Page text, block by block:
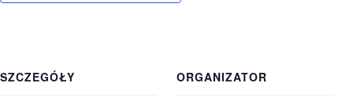
SZCZEGÓŁY ORGANIZATOR